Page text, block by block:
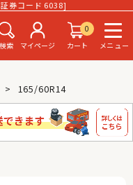
券コード 6038]
検索 マイページ
0
カート
メニュー
165/60R14